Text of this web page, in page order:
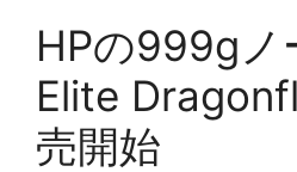
HPの999gノ
Elite
売開始